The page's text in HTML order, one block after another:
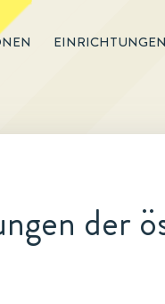
EINRICHTUNGEN
der